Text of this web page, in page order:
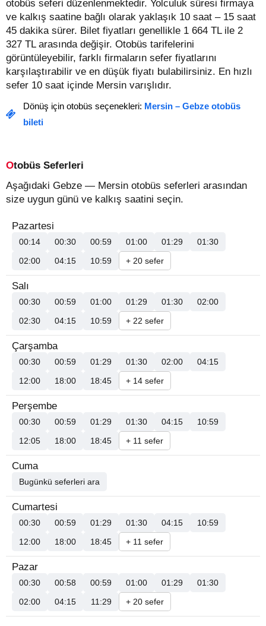
otobüs seferi düzenlenmektedir. Yolculuk süresi firmaya
ve kalkış saatine bağlı olarak yaklaşık 10 saat – 15 saat
45 dakika sürer. Bilet fiyatları genellikle 1 664 TL ile 2
327 TL arasında değişir. Otobüs tarifelerini
görüntüleyebilir, farklı firmaların sefer fiyatlarını
karşılaştırabilir ve en düşük fiyatı bulabilirsiniz. En hızlı
sefer 10 saat içinde Mersin varışlıdır.
Dönüş için otobüs seçenekleri: Mersin – Gebze otobüs
bileti
Otobüs Seferleri
Aşağıdaki Gebze — Mersin otobüs seferleri arasından
size uygun günü ve kalkış saatini seçin.
Pazartesi
00:14 00:30 00:59 01:00 01:29
01:30
02:00
04:15 10:59 + 20 sefer
Salı
00:30 00:59 01:00 01:29 01:30
02:00
02:30
04:15 10:59 + 22 sefer
Çarşamba
00:30 00:59 01:29 01:30 02:00
04:15
12:00
18:00 18:45 + 14 sefer
Perşembe
00:30 00:59 01:29 01:30 04:15
10:59
12:05
18:00 18:45 + 11 sefer
Cuma
Bugünkü seferleri ara
Cumartesi
00:30 00:59 01:29 01:30 04:15
10:59
12:00
18:00 18:45 + 11 sefer
Pazar
00:30 00:58 00:59 01:00 01:29
01:30
02:00
04:15 11:29 + 20 sefer